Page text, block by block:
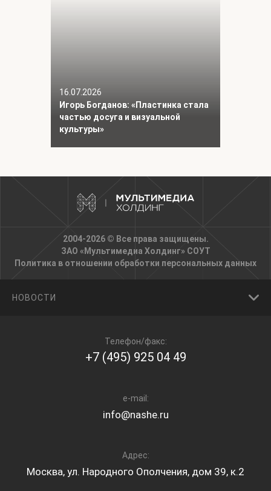
16.07.2026
Игорь Богданов: «Пластинка стала
частью досуга и визуальной
культуры»
2004-2026 © Все права защищены.
ЗАО «Мультимедиа Холдинг» СОУТ
Политика в отношении обработки персональных данных
НОВОСТИ
Телефон/факс:
+7 (495) 925 04 49
e-mail:
info@nashe.ru
Адрес:
Москва, ул. Народного Ополчения, дом 39, к.2